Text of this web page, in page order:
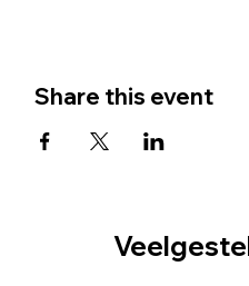
Share this event